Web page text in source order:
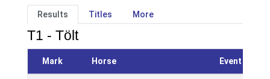
Results Titles More
T1 - Tölt
Mark Horse Event